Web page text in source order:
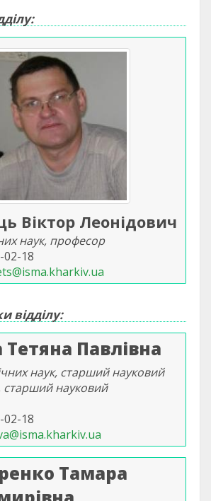
Віктор Леонідович
наук, професор
02-18
відділу:
Тетяна Павлівна
наук, старший науковий
старший науковий
02-18
Тамара